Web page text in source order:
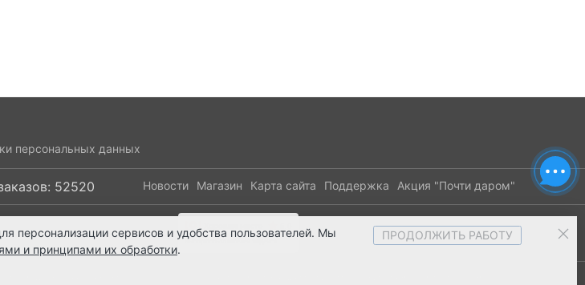
персональных данных
52520 Новости Магазин Карта сайта Поддержка Акция "Почти даром"
ts@ts21.ru
напишите нам
персонализации сервисов и удобства пользователей. Мы
и принципами их обработки.
ПРОДОЛЖИТЬ РАБОТУ